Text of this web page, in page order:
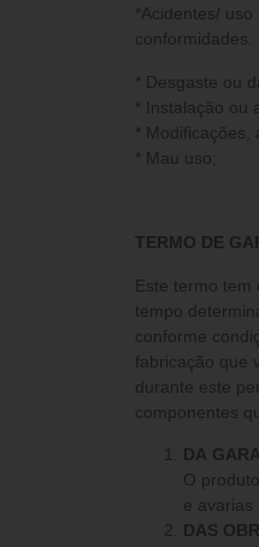
*Acidentes/
conformidades.
* Desgaste ou
* Instalação ou
* Modificações,
* Mau uso;
TERMO DE
Este termo tem
tempo
conforme
fabricação que
durante este
componentes
DA
O
e avarias
DAS